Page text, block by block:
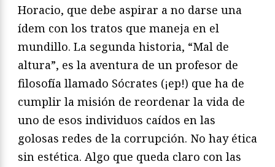
Horacio, que debe aspirar a no darse una
ídem con los tratos que maneja en el
mundillo. La segunda historia, “Mal de
altura”, es la aventura de un profesor de
filosofía llamado Sócrates (¡ep!) que ha de
cumplir la misión de reordenar la vida de
uno de esos individuos caídos en las
golosas redes de la corrupción. No hay ética
sin estética. Algo que queda claro con las